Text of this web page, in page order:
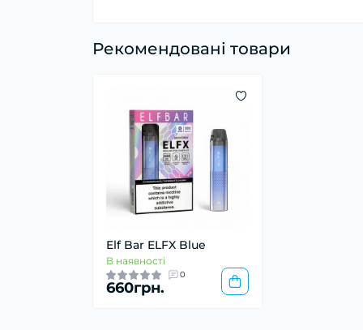
Рекомендовані товари
Elf Bar ELFX Blue
В наявності
0
660грн.